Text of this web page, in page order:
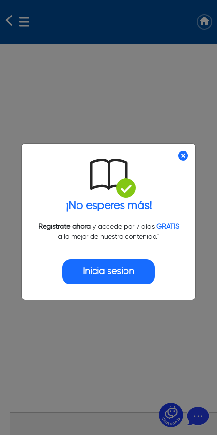
¡No esperes más!
Regístrate ahoray accede por 7 días GRATIS
a lo mejor de nuestro contenido."
Inicia sesión